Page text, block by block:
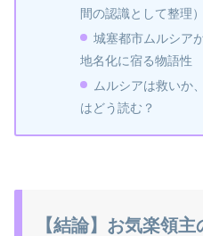
間の認識として整理）
城塞都市ムルシア
地名化に宿る物語性
ムルシアは救い
はどう読む？
【結論】お気楽領